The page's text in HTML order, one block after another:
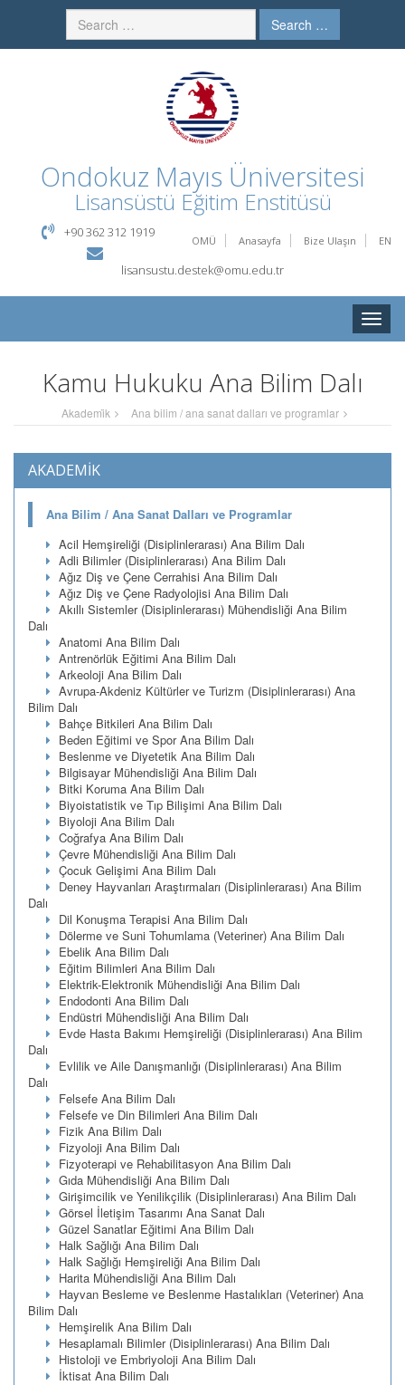
Search …
Ondokuz Mayıs Üniversitesi
Lisansüstü Eğitim Enstitüsü
OMÜ Anasayfa Bize Ulaşın EN
+90 362 312 1919
lisansustu.destek@omu.edu.tr
Toggle
Kamu Hukuku Ana Bilim Dalı
Akademi̇k Ana bilim / ana sanat dalları ve programlar
AKADEMİK
Ana Bilim / Ana Sanat Dalları ve Programlar
Acil Hemşireliği (Disiplinlerarası) Ana Bilim Dalı
Adli Bilimler (Disiplinlerarası) Ana Bilim Dalı
Ağız Diş ve Çene Cerrahisi Ana Bilim Dalı
Ağız Diş ve Çene Radyolojisi Ana Bilim Dalı
Akıllı Sistemler (Disiplinlerarası) Mühendisliği Ana Bilim
Dalı
Anatomi Ana Bilim Dalı
Antrenörlük Eğitimi Ana Bilim Dalı
Arkeoloji Ana Bilim Dalı
Avrupa-Akdeniz Kültürler ve Turizm (Disiplinlerarası) Ana
Bilim Dalı
Bahçe Bitkileri Ana Bilim Dalı
Beden Eğitimi ve Spor Ana Bilim Dalı
Beslenme ve Diyetetik Ana Bilim Dalı
Bilgisayar Mühendisliği Ana Bilim Dalı
Bitki Koruma Ana Bilim Dalı
Biyoistatistik ve Tıp Bilişimi Ana Bilim Dalı
Biyoloji Ana Bilim Dalı
Coğrafya Ana Bilim Dalı
Çevre Mühendisliği Ana Bilim Dalı
Çocuk Gelişimi Ana Bilim Dalı
Deney Hayvanları Araştırmaları (Disiplinlerarası) Ana Bilim
Dalı
Dil Konuşma Terapisi Ana Bilim Dalı
Dölerme ve Suni Tohumlama (Veteriner) Ana Bilim Dalı
Ebelik Ana Bilim Dalı
Eğitim Bilimleri Ana Bilim Dalı
Elektrik-Elektronik Mühendisliği Ana Bilim Dalı
Endodonti Ana Bilim Dalı
Endüstri Mühendisliği Ana Bilim Dalı
Evde Hasta Bakımı Hemşireliği (Disiplinlerarası) Ana Bilim
Dalı
Evlilik ve Aile Danışmanlığı (Disiplinlerarası) Ana Bilim
Dalı
Felsefe Ana Bilim Dalı
Felsefe ve Din Bilimleri Ana Bilim Dalı
Fizik Ana Bilim Dalı
Fizyoloji Ana Bilim Dalı
Fizyoterapi ve Rehabilitasyon Ana Bilim Dalı
Gıda Mühendisliği Ana Bilim Dalı
Girişimcilik ve Yenilikçilik (Disiplinlerarası) Ana Bilim Dalı
Görsel İletişim Tasarımı Ana Sanat Dalı
Güzel Sanatlar Eğitimi Ana Bilim Dalı
Halk Sağlığı Ana Bilim Dalı
Halk Sağlığı Hemşireliği Ana Bilim Dalı
Harita Mühendisliği Ana Bilim Dalı
Hayvan Besleme ve Beslenme Hastalıkları (Veteriner) Ana
Bilim Dalı
Hemşirelik Ana Bilim Dalı
Hesaplamalı Bilimler (Disiplinlerarası) Ana Bilim Dalı
Histoloji ve Embriyoloji Ana Bilim Dalı
İktisat Ana Bilim Dalı